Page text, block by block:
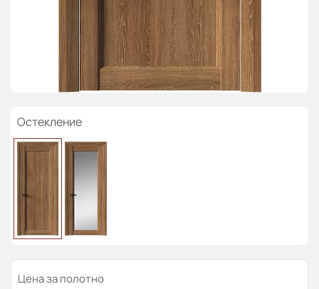
Остекление
Цена за полотно